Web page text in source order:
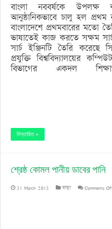
বাংলা নববর্ষকে
আনুষ্ঠানিকভাবে চালু হল প্রথম
বাংলাদেশে প্রথমবারের মতো
ভাষাতেই কাজ করতে সক্ষম
সার্চ ইঞ্জিনটি তৈরি করেছে
প্রযুক্তি বিশ্ববিদ্যালয়ের
বিভাগের একদল
বিস্তারিত »
শ্রেষ্ঠ কোমল পানীয় ডাবের পানি
31 March 2013 স্বাস্থ্য Comments